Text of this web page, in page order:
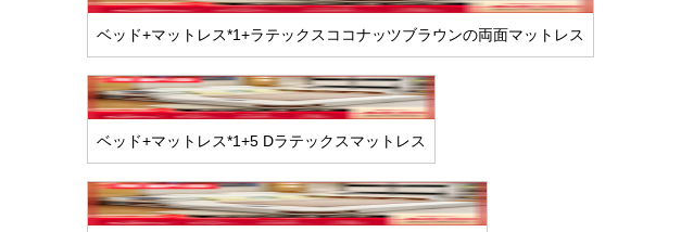
ベッド+マットレス*1+ラテックスココナッツブラウンの両面マットレス
ベッド+マットレス*1+5 Dラテックスマットレス